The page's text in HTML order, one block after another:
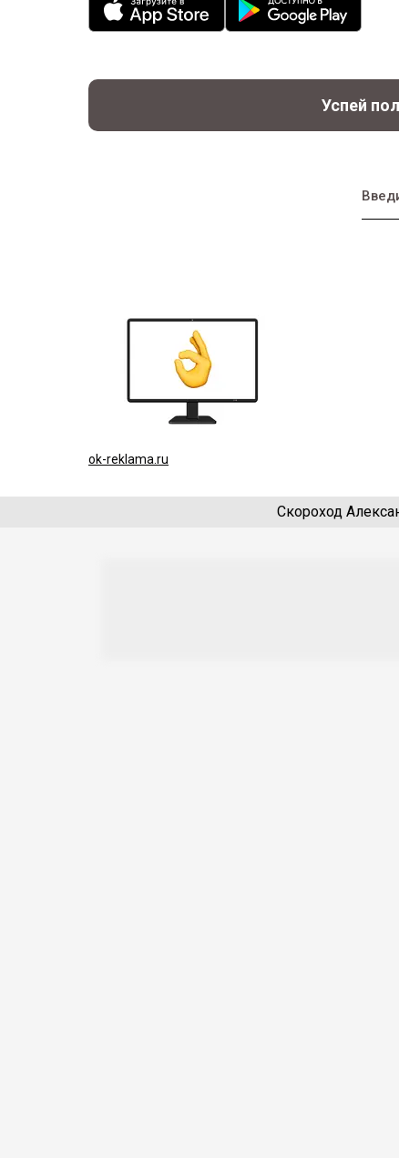
Успей
ok-reklama.ru
Скороход